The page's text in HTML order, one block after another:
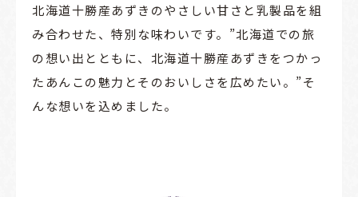
北海道十勝産あずきのやさしい甘さと乳製品を組
み合わせた、特別な味わいです。”北海道での旅
の想い出とともに、北海道十勝産あずきをつかっ
たあんこの魅力とそのおいしさを広めたい。”そ
んな想いを込めました。